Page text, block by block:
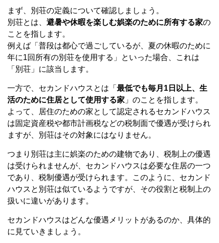
まず、別荘の定義について確認しましょう。
別荘とは、 避暑や休暇を楽しむ娯楽のために所有する家の
ことを指します。
例えば「普段は都心で過ごしているが、夏の休暇のために
年に1回所有の別荘を使用する」といった場合、これは
「別荘」に該当します。
一方で、セカンドハウスとは「 最低でも毎月1日以上、生
活のために住居として使用する家 」のことを指します。
よって、居住のための家として認定されるセカンドハウス
は固定資産税や都市計画税などの税制面で優遇が受けられ
ますが、別荘はその対象にはなりません。
つまり別荘は主に娯楽のための建物であり、税制上の優遇
は受けられませんが、セカンドハウスは必要な住居の一つ
であり、税制優遇が受けられます。このように、セカンド
ハウスと別荘は似ているようですが、その役割と税制上の
扱いに違いがあります。
セカンドハウスはどんな優遇メリットがあるのか、具体的
に見ていきましょう。